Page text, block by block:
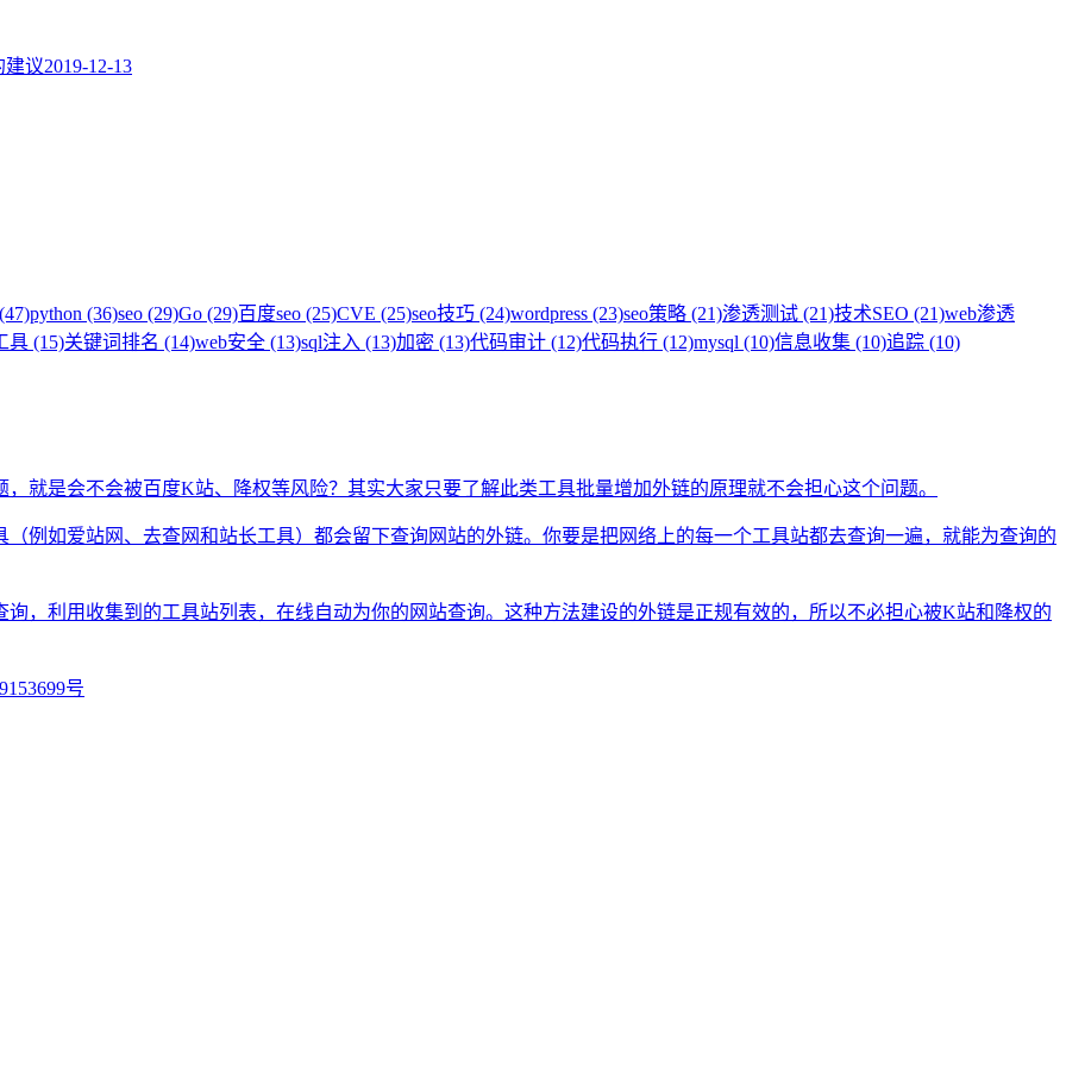
建议2019-12-13
python (36)seo (29)Go (29)百度seo (25)CVE (25)seo技巧 (24)wordpress (23)seo策略 (21)渗透测试 (21)技术SEO (21)web渗透
具 (15)关键词排名 (14)web安全 (13)sql注入 (13)加密 (13)代码审计 (12)代码执行 (12)mysql (10)信息收集 (10)追踪 (10)
就是会不会被百度K站、降权等风险？其实大家只要了解此类工具批量增加外链的原理就不会担心这个问题。
例如爱站网、去查网和站长工具）都会留下查询网站的外链。你要是把网络上的每一个工具站都去查询一遍，就能为查询的
，利用收集到的工具站列表，在线自动为你的网站查询。这种方法建设的外链是正规有效的，所以不必担心被K站和降权的
号